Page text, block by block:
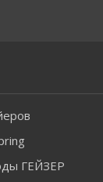
ГЕЙЗЕР